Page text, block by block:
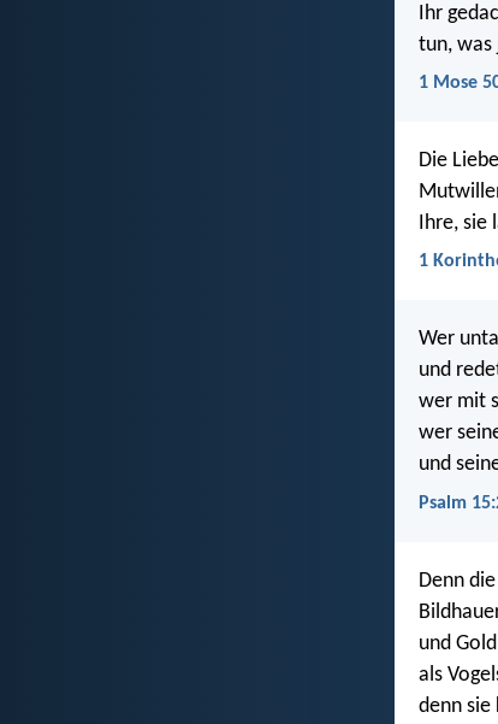
Ihr
tun, was
1 Mose
Die
Ihre, sie
1
Wer
und
wer mit
wer
und
Psalm
Denn
und
als
denn sie